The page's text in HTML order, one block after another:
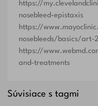
https://
nosebleed-epistaxis
https://
nosebleeds/basics/art-
https://
and-treatments
Súvisiace s tagmi